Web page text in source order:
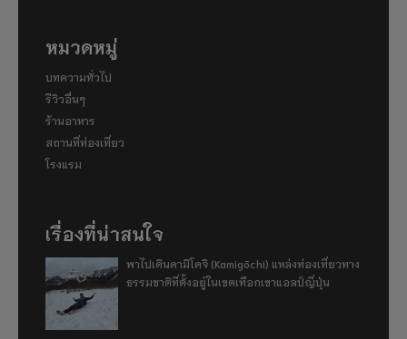
หมวดหมู่
บทความทั่วไป
รีวิวอื่นๆ
ร้านอาหาร
สถานที่ท่องเที่ยว
โรงแรม
เรื่องที่น่าสนใจ
พาไปเดินคามิโคจิ (Kamigōchi) แหล่งท่องเที่ยวทาง
ธรรมชาติที่ตั้งอยู่ในเขตเทือกเขาแอลป์ญี่ปุ่น